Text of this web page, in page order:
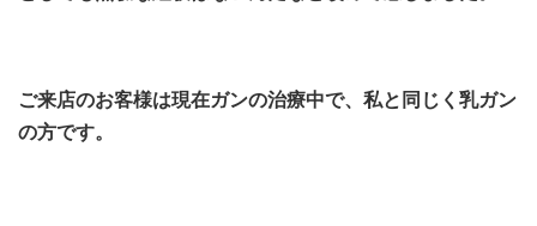
ご来店のお客様は現在ガンの治療中で、私と同じく乳ガン
の方です。